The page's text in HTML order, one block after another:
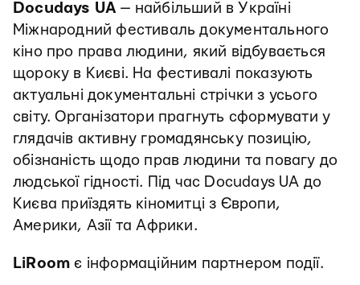
Docudays UA — найбільший в Україні
Міжнародний фестиваль документального
кіно про права людини, який відбувається
щороку в Києві. На фестивалі показують
актуальні документальні стрічки з усього
світу. Організатори прагнуть сформувати у
глядачів активну громадянську позицію,
обізнаність щодо прав людини та повагу до
людської гідності. Під час Docudays UA до
Києва приїздять кіномитці з Європи,
Америки, Азії та Африки.
LiRoom є інформаційним партнером події.